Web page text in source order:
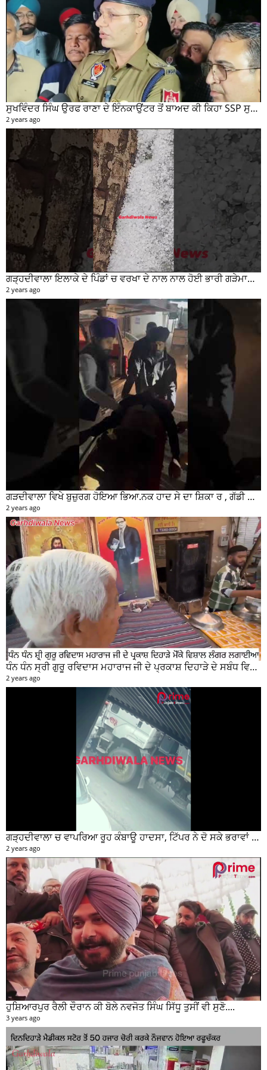
ਸੁਖਵਿੰਦਰ ਸਿੰਘ ਉਰਫ ਰਾਣਾ ਦੇ ਇੰਨਕਾਉਂਟਰ ਤੋਂ ਬਾਅਦ ਕੀ ਕਿਹਾ SSP ਸੁਰੇਂਦਰ ਲਾਂਬਾ ਤੁਸੀਂ ਵੀ ਸੁਣੋ...
2 years ago
ਗੜ੍ਹਦੀਵਾਲਾ ਇਲਾਕੇ ਦੇ ਪਿੰਡਾਂ ਚ ਵਰਖਾ ਦੇ ਨਾਲ ਨਾਲ ਹੋਈ ਭਾਰੀ ਗੜੇਮਾਰੀ ਦੀਆਂ ਦੇਖੋ ਤਸਵੀਰਾਂ #garhdiwala #snow
2 years ago
ਗੜਦੀਵਾਲਾ ਵਿਖੇ ਬੁਜ਼ੁਰਗ ਹੋਇਆ ਭਿਆ.ਨਕ ਹਾਦ ਸੇ ਦਾ ਸ਼ਿਕਾ ਰ , ਗੱਡੀ ਸਵਾਰ ਮੌਕੇ ਤੋ ਫਰਾਰ
2 years ago
ਧੰਨ ਧੰਨ ਸ੍ਰੀ ਗੁਰੂ ਰਵਿਦਾਸ ਮਹਾਰਾਜ ਜੀ ਦੇ ਪ੍ਰਕਾਸ਼ ਦਿਹਾੜੇ ਦੇ ਸਬੰਧ ਵਿਚ ਮੇਨ ਰੋੜ ਵਿਖੇ ਲਾਗਾਇਆ ਵਿਸ਼ਾਲ ਲੰਗਰ
2 years ago
ਗੜ੍ਹਦੀਵਾਲਾ ਚ ਵਾਪਰਿਆ ਰੂਹ ਕੰਬਾਊ ਹਾਦਸਾ, ਟਿੱਪਰ ਨੇ ਦੋ ਸਕੇ ਭਰਾਵਾਂ ਨੂੰ ਕੁਚਲਿਆ, ਸੀਸੀਟੀਵੀ ਫੁਟੇਜ ਵੀ ਆਈ ਸਾਹਮਣੇ
2 years ago
ਹੁਸ਼ਿਆਰਪੁਰ ਰੈਲੀ ਦੌਰਾਨ ਕੀ ਬੋਲੇ ਨਵਜੋਤ ਸਿੰਘ ਸਿੱਧੂ ਤੁਸੀਂ ਵੀ ਸੁਣੋ....
3 years ago